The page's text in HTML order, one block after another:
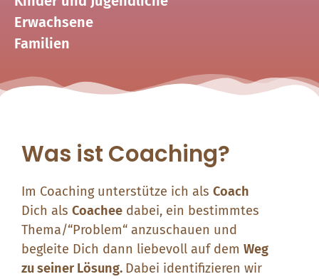
Erwachsene
Familien
Was ist Coaching?
Im Coaching unterstütze ich als Coach
Dich als Coachee dabei, ein bestimmtes
Thema/“Problem“ anzuschauen und
begleite Dich dann liebevoll auf dem Weg
zu seiner Lösung. Dabei identifizieren wir